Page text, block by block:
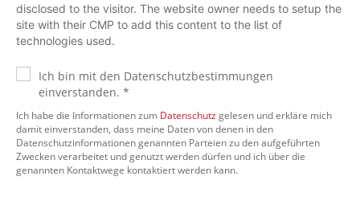
disclosed to the visitor. The website owner needs to setup the
site with their CMP to add this content to the list of
technologies used.
Ich bin mit den Datenschutzbestimmungen
einverstanden. *
Ich habe die Informationen zum Datenschutzgelesen und erkläre mich
damit einverstanden, dass meine Daten von denen in den
Datenschutzinformationen genannten Parteien zu den aufgeführten
Zwecken verarbeitet und genutzt werden dürfen und ich über die
genannten Kontaktwege kontaktiert werden kann.